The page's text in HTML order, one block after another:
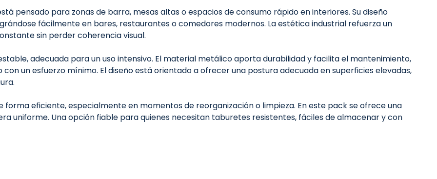
pensado para zonas de barra, mesas altas o espacios de consumo rápido en interiores. Su diseño
fácilmente en bares, restaurantes o comedores modernos. La estética industrial refuerza un
sin perder coherencia visual.
adecuada para un uso intensivo. El material metálico aporta durabilidad y facilita el mantenimiento,
un esfuerzo mínimo. El diseño está orientado a ofrecer una postura adecuada en superficies elevadas,
eficiente, especialmente en momentos de reorganización o limpieza. En este pack se ofrece una
uniforme. Una opción fiable para quienes necesitan taburetes resistentes, fáciles de almacenar y con